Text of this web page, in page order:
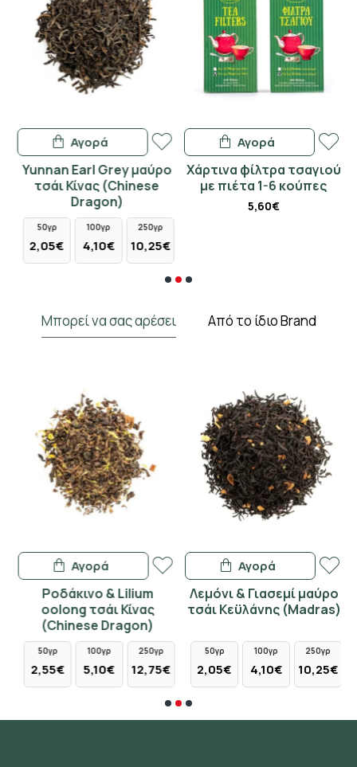
Yunnan Earl Grey μαύρο
τσάι Κίνας (Chinese
Dragon)
50γρ
2,05€
100γρ
4,10€
250γρ
10,25€
Αγορά
Χάρτινα φίλτρα τσαγιού
με πιέτα 1-6 κούπες
5,60€
Αγορά
Μπορεί να σας αρέσει Από το ίδιο Brand
Ροδάκινο & Lilium
oolong τσάι Κίνας
(Chinese Dragon)
50γρ
2,55€
100γρ
5,10€
250γρ
12,75€
Αγορά
Λεμόνι & Γιασεμί μαύρο
τσάι Κεϋλάνης (Madras)
50γρ
2,05€
100γρ
4,10€
250γρ
10,25€
Αγορά